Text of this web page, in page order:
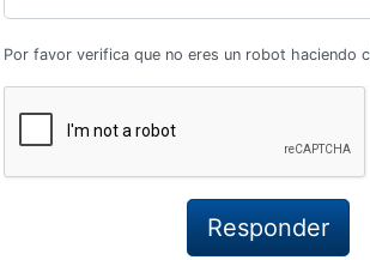
Por favor verifica que no eres un robot haciendo